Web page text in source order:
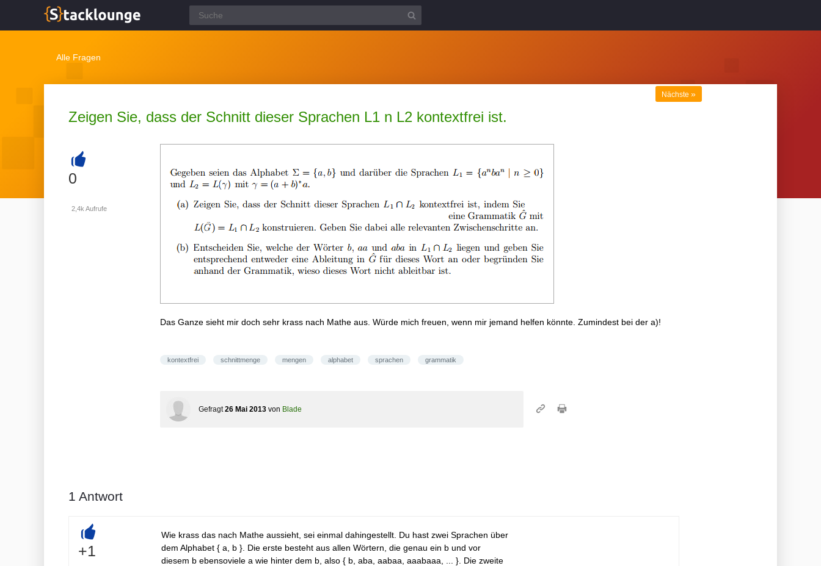
Alle Fragen
Zeigen Sie, dass der Schnitt dieser Sprachen L1 n L2 kontextfrei ist.
Nächste »
+
0
2,4k Aufrufe
Das Ganze sieht mir doch sehr krass nach Mathe aus. Würde mich freuen, wenn mir jemand helfen könnte. Zumindest bei der a)!
kontextfrei schnittmenge mengen alphabet sprachen grammatik
Gefragt 26 Mai 2013 von Blade
1 Antwort
+
+1
Wie krass das nach Mathe aussieht, sei einmal dahingestellt. Du hast zwei Sprachen über
dem Alphabet { a, b }. Die erste besteht aus allen Wörtern, die genau ein b und vor
diesem b ebensoviele a wie hinter dem b, also { b, aba, aabaa, aaabaaa, ... }. Die zweite